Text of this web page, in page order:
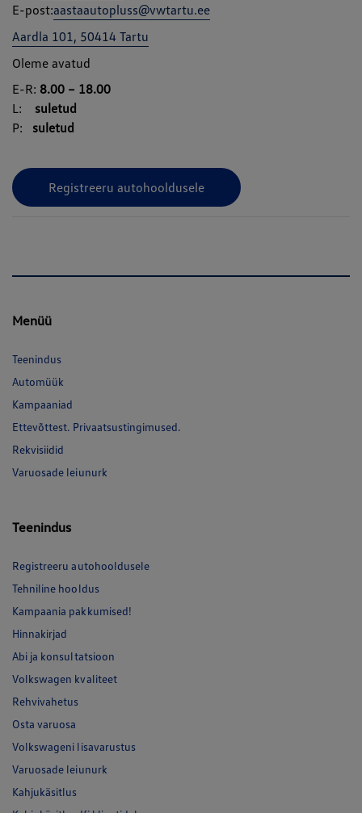
E-post:aastaautopluss@vwtartu.ee
Aardla 101, 50414 Tartu
Oleme avatud
E-R: 8.00 – 18.00
L: suletud
P: suletud
Registreeru autohooldusele
Menüü
Teenindus
Automüük
Kampaaniad
Ettevõttest. Privaatsustingimused.
Rekvisiidid
Varuosade leiunurk
Teenindus
Registreeru autohooldusele
Tehniline hooldus
Kampaania pakkumised!
Hinnakirjad
Abi ja konsultatsioon
Volkswagen kvaliteet
Rehvivahetus
Osta varuosa
Volkswageni lisavarustus
Varuosade leiunurk
Kahjukäsitlus